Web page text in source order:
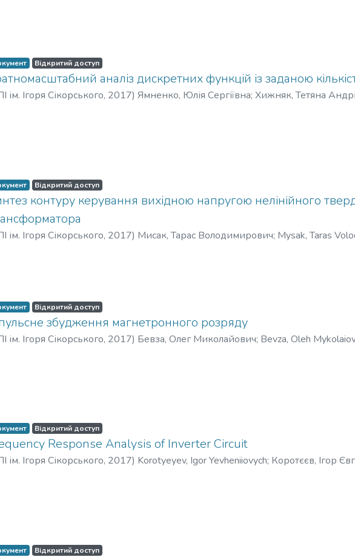
Відкритий доступ
аналіз дискретних функцій із заданою
ім. Ігоря Сікорського, 2017) Ямненко, Юлія Сергіївна; Хижняк, Тетяна
Відкритий доступ
контуру керування вихідною напругою нелінійного
ім. Ігоря Сікорського, 2017) Мисак, Тарас Володимирович; Mysak, Taras
Відкритий доступ
збудження магнетронного розряду
ім. Ігоря Сікорського, 2017) Бевза, Олег Миколайович; Bevza, Oleh
Відкритий доступ
Response Analysis of Inverter Circuit
ім. Ігоря Сікорського, 2017) Korotyeyev, Igor Yevheniiovych; Коротєєв, Ігор
Відкритий доступ